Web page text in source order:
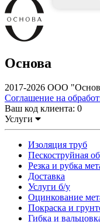
Основа
2017-2026 ООО
Соглашение на
Ваш код клиента: 0
Услуги
Изоляция труб
Пескоструйная
Резка и рубка
Доставка
Услуги б/у
Оцинкование
Покраска и
Гибка и